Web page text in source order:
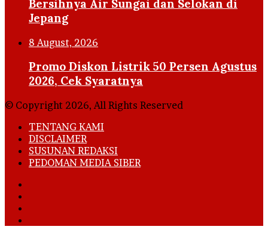
Bersihnya Air Sungai dan Selokan di
Jepang
8 August, 2026
Promo Diskon Listrik 50 Persen Agustus
2026, Cek Syaratnya
© Copyright 2026, All Rights Reserved
TENTANG KAMI
DISCLAIMER
SUSUNAN REDAKSI
PEDOMAN MEDIA SIBER